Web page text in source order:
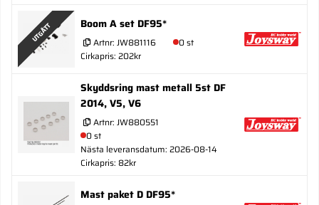
UTGÅTT Boom A set DF95*
Artnr: JW881116
0 st
Cirkapris: 202kr
Skyddsring mast metall 5st DF
2014, V5, V6
Artnr: JW880551
0 st
Nästa leveransdatum: 2026-08-14
Cirkapris: 82kr
Mast paket D DF95*